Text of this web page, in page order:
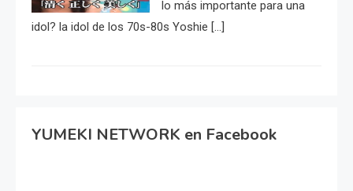
lo más importante para una
idol? la idol de los 70s-80s Yoshie […]
YUMEKI NETWORK en Facebook